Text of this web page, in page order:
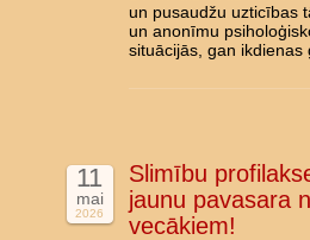
un pusaudžu uzticības
un anonīmu
situācijās, gan ikdienas
11
mai
2026
Slimību
jaunu pavasara
vecākiem!